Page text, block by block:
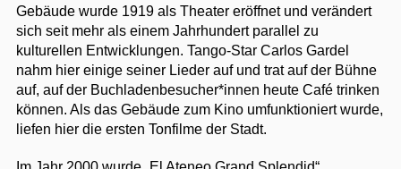
Gebäude wurde 1919 als Theater eröffnet und verändert
sich seit mehr als einem Jahrhundert parallel zu
kulturellen Entwicklungen. Tango-Star Carlos Gardel
nahm hier einige seiner Lieder auf und trat auf der Bühne
auf, auf der Buchladenbesucher*innen heute Café trinken
können. Als das Gebäude zum Kino umfunktioniert wurde,
liefen hier die ersten Tonfilme der Stadt.